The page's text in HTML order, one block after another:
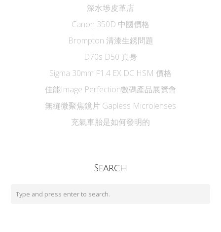
深水埗皮革店
Canon 350D 中國價格
Brompton 清漆生銹問題
D70s D50 真身
Sigma 30mm F1.4 EX DC HSM 價格
佳能Image Perfection數碼產品展覽會
無縫微聚焦鏡片 Gapless Microlenses
充氣車胎是如何發明的
Search